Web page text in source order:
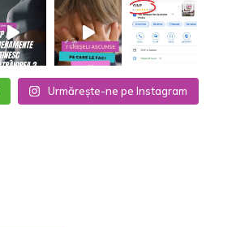
Urmărește-ne pe Instagram